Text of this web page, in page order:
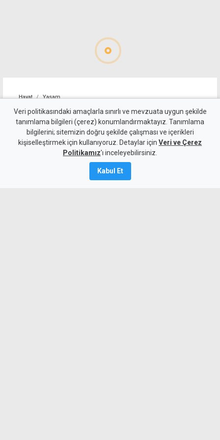
Hayat Yaşam
Hasan Minalay'dan
İspanya'da uluslararası
ikincilik
Veri politikasındaki amaçlarla sınırlı ve mevzuata uygun şekilde
tanımlama bilgileri (çerez) konumlandırmaktayız. Tanımlama
bilgilerini; sitemizin doğru şekilde çalışması ve içerikleri
kişiselleştirmek için kullanıyoruz. Detaylar için Veri ve Çerez
Politikamız'ı inceleyebilirsiniz.
Kabul Et